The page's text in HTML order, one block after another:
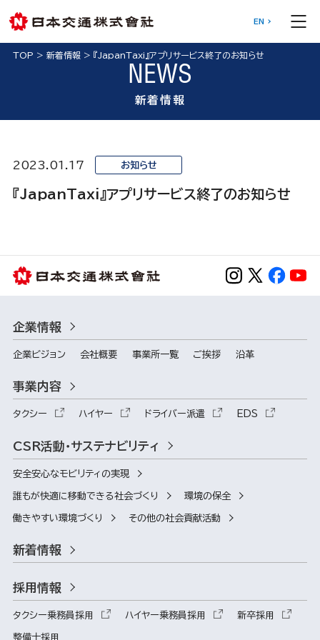
EN
TOP > 新着情報> 『JapanTaxi』アプリサービス終了のお知らせ
NEWS
新着情報
2023.01.17 お知らせ
『JapanTaxi』アプリサービス終了のお知らせ
企業情報
企業ビジョン 会社概要 事業所一覧 ご挨拶 沿革
事業内容
タクシー ハイヤー ドライバー派遣 EDS
CSR活動・サステナビリティ
安全安心なモビリティの実現
誰もが快適に移動できる社会づくり 環境の保全
働きやすい環境づくり その他の社会貢献活動
新着情報
採用情報
タクシー乗務員採用 ハイヤー乗務員採用 新卒採用
整備士採用